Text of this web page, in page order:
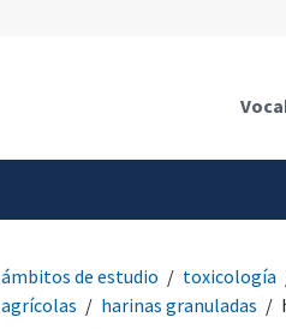
ámbitos de estudio toxicología
agrícolas
harinas granuladas